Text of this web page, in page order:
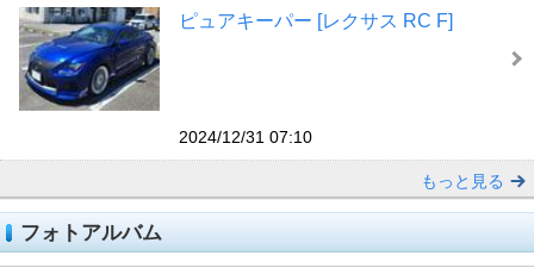
ピュアキーパー [レクサス RC F]
2024/12/31 07:10
もっと見る
フォトアルバム